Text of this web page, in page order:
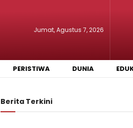
Jumat, Agustus 7, 2026
PERISTIWA DUNIA
Berita Terkini